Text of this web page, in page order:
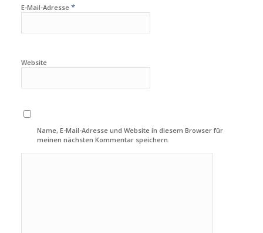
E-Mail-Adresse *
Website
Name, E-Mail-Adresse und Website in diesem Browser für
meinen nächsten Kommentar speichern.